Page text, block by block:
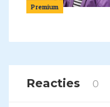
Premium
Reacties 0